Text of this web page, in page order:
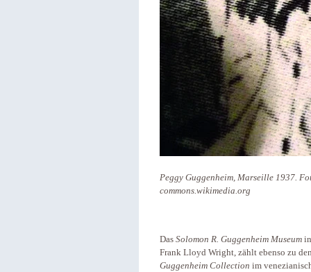
Peggy Guggenheim, Marseille 1937.
commons.wikimedia.org
Das Solomon R. Guggenheim Museum
Frank Lloyd Wright, zählt ebenso zu
Guggenheim Collection im